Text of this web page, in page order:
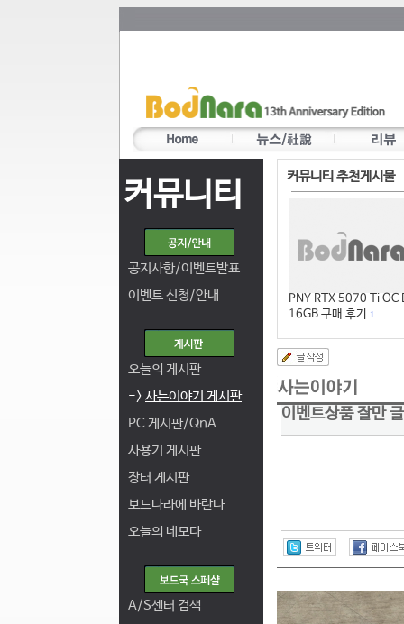
커뮤니티
공지사항/이벤트발표
이벤트 신청/안내
오늘의 게시판
-> 사는이야기 게시판
PC 게시판/QnA
사용기 게시판
장터 게시판
보드나라에 바란다
오늘의 네모다
A/S센터 검색
커뮤니티 추천게시물
PNY RTX 5070 Ti OC
16GB 구매 후기
1
이벤트상품 잘만